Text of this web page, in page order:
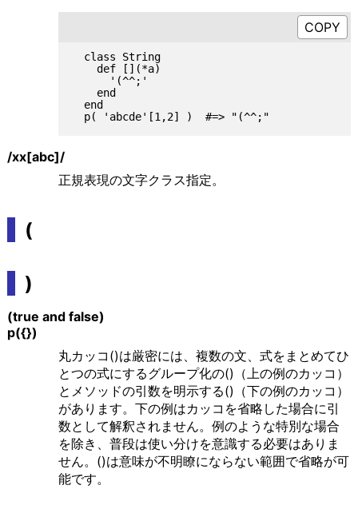
  class String
    def [](*a)
      '(^^;'
    end
  end
/xx[abc]/
正規表現の文字クラス指定。
(
)
(true and false)
p({})
丸カッコ()は厳密には、複数の文、式をまとめてひ
とつの式にするグループ化の()（上の例のカッコ）
とメソッドの引数を明示する()（下の例のカッコ）
があります。下の例はカッコを省略した場合に引
数として解釈されません。例のような特別な場合
を除き、普段は使い分けを意識する必要はありま
せん。()は意味が不明瞭にならない範囲で省略が可
能です。